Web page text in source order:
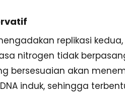
replikasi
nitrogen tidak
bersesuaian akan
induk, sehingga